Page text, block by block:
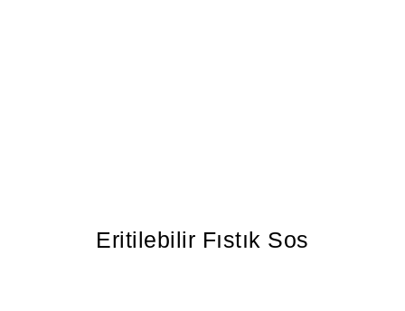
Eritilebilir Fıstık Sos